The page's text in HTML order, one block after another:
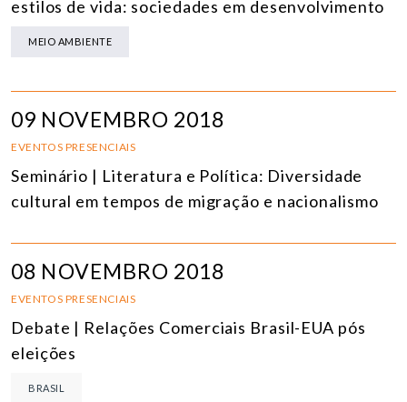
estilos de vida: sociedades em desenvolvimento
MEIO AMBIENTE
09 NOVEMBRO 2018
EVENTOS PRESENCIAIS
Seminário | Literatura e Política: Diversidade
cultural em tempos de migração e nacionalismo
08 NOVEMBRO 2018
EVENTOS PRESENCIAIS
Debate | Relações Comerciais Brasil-EUA pós
eleições
BRASIL